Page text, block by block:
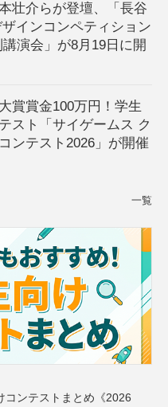
壮介らが登壇、「長谷
インコンペティション
演会」が8月19日に開
賞賞金100万円！学生
スト「サイゲームス ク
ンテスト2026」が開催
一覧
コンテストまとめ《2026